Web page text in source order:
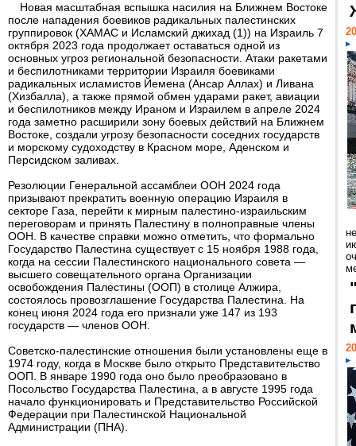
Новая масштабная вспышка насилия на Ближнем Востоке
после нападения боевиков радикальных палестинских
группировок (ХАМАС и Исламский джихад (1)) на Израиль 7
октября 2023 года продолжает оставаться одной из
основных угроз региональной безопасности. Атаки ракетами
и беспилотниками территории Израиля боевиками
радикальных исламистов Йемена (Ансар Аллах) и Ливана
(Хизбалла), а также прямой обмен ударами ракет, авиации
и беспилотников между Ираном и Израилем в апреле 2024
года заметно расширили зону боевых действий на Ближнем
Востоке, создали угрозу безопасности соседних государств
и морскому судоходству в Красном море, Аденском и
Персидском заливах.
Резолюции Генеральной ассамблеи ООН 2024 года
призывают прекратить военную операцию Израиля в
секторе Газа, перейти к мирным палестино-израильским
переговорам и принять Палестину в полноправные члены
ООН. В качестве справки можно отметить, что формально
Государство Палестина существует с 15 ноября 1988 года,
когда на сессии Палестинского национального совета —
высшего совещательного органа Организации
освобождения Палестины (ООП) в столице Алжира,
состоялось провозглашение Государства Палестина. На
конец июня 2024 года его признали уже 147 из 193
государств — членов ООН.
Советско-палестинские отношения были установлены еще в
1974 году, когда в Москве было открыто Представительство
ООП. В январе 1990 года оно было преобразовано в
Посольство Государства Палестина, а в августе 1995 года
начало функционировать и Представительство Российской
Федерации при Палестинской Национальной
Администрации (ПНА).